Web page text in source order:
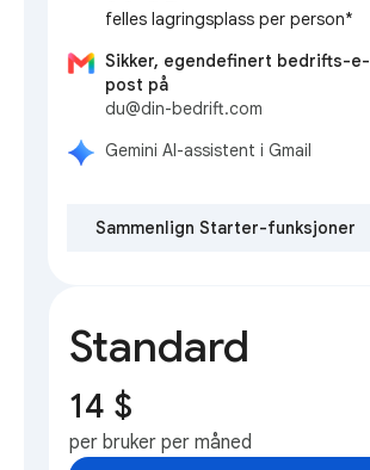
felles lagringsplass per person*
Sikker, egendefinert bedrifts-e-
post på
du@din-bedrift.com
Gemini AI-assistent i Gmail
Sammenlign Starter-funksjoner
Standard
14 $
per bruker per måned